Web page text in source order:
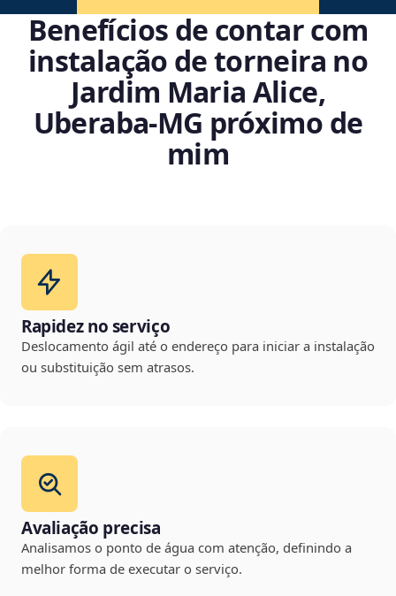
Benefícios de contar com
instalação de torneira no
Jardim Maria Alice,
Uberaba‑MG próximo de
mim
Rapidez no serviço
Deslocamento ágil até o endereço para iniciar a instalação
ou substituição sem atrasos.
Avaliação precisa
Analisamos o ponto de água com atenção, definindo a
melhor forma de executar o serviço.